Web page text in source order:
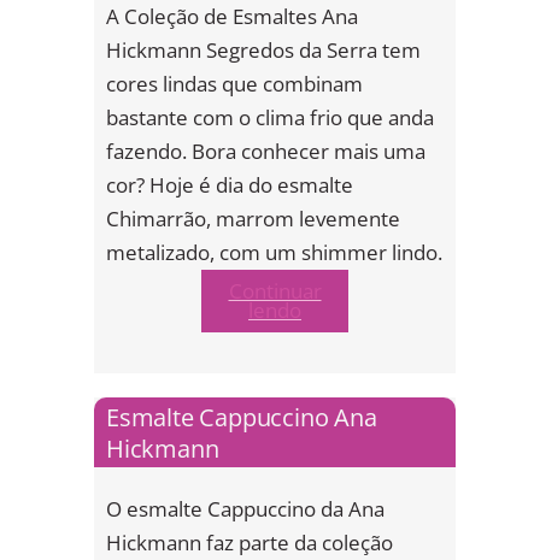
A Coleção de Esmaltes Ana
Hickmann Segredos da Serra tem
cores lindas que combinam
bastante com o clima frio que anda
fazendo. Bora conhecer mais uma
cor? Hoje é dia do esmalte
Chimarrão, marrom levemente
metalizado, com um shimmer lindo.
lendo
Esmalte Cappuccino Ana
Hickmann
O esmalte Cappuccino da Ana
Hickmann faz parte da coleção